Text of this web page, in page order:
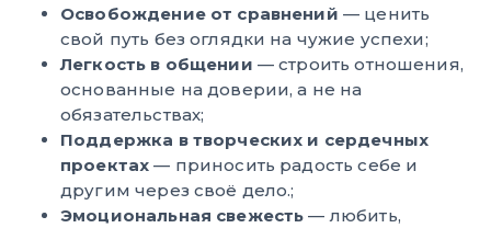
Освобождение от сравнений — ценить
свой путь без оглядки на чужие успехи;
Легкость в общении — строить отношения,
основанные на доверии, а не на
обязательствах;
Поддержка в творческих и сердечных
проектах — приносить радость себе и
другим через своё дело.;
Эмоциональная свежесть — любить,